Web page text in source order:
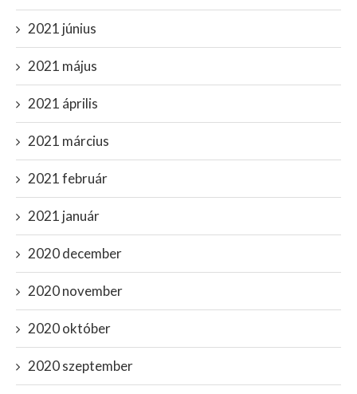
2021 június
2021 május
2021 április
2021 március
2021 február
2021 január
2020 december
2020 november
2020 október
2020 szeptember